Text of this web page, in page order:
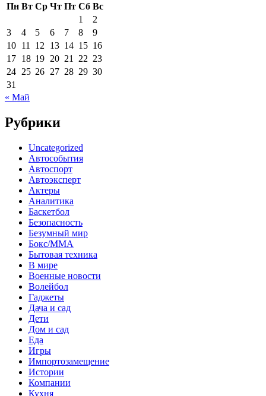
Пн Вт Ср Чт Пт Сб Вс
1
2
3
4 5 6 7 8
9
10 11 12 13 14 15 16
17 18 19 20 21 22 23
24 25 26 27 28 29 30
31
« Май
Рубрики
Uncategorized
Автособытия
Автоспорт
Автоэксперт
Актеры
Аналитика
Баскетбол
Безопасность
Безумный мир
Бокс/MMA
Бытовая техника
В мире
Военные новости
Волейбол
Гаджеты
Дача и сад
Дети
Дом и сад
Еда
Игры
Импортозамещение
Истории
Компании
Кухня